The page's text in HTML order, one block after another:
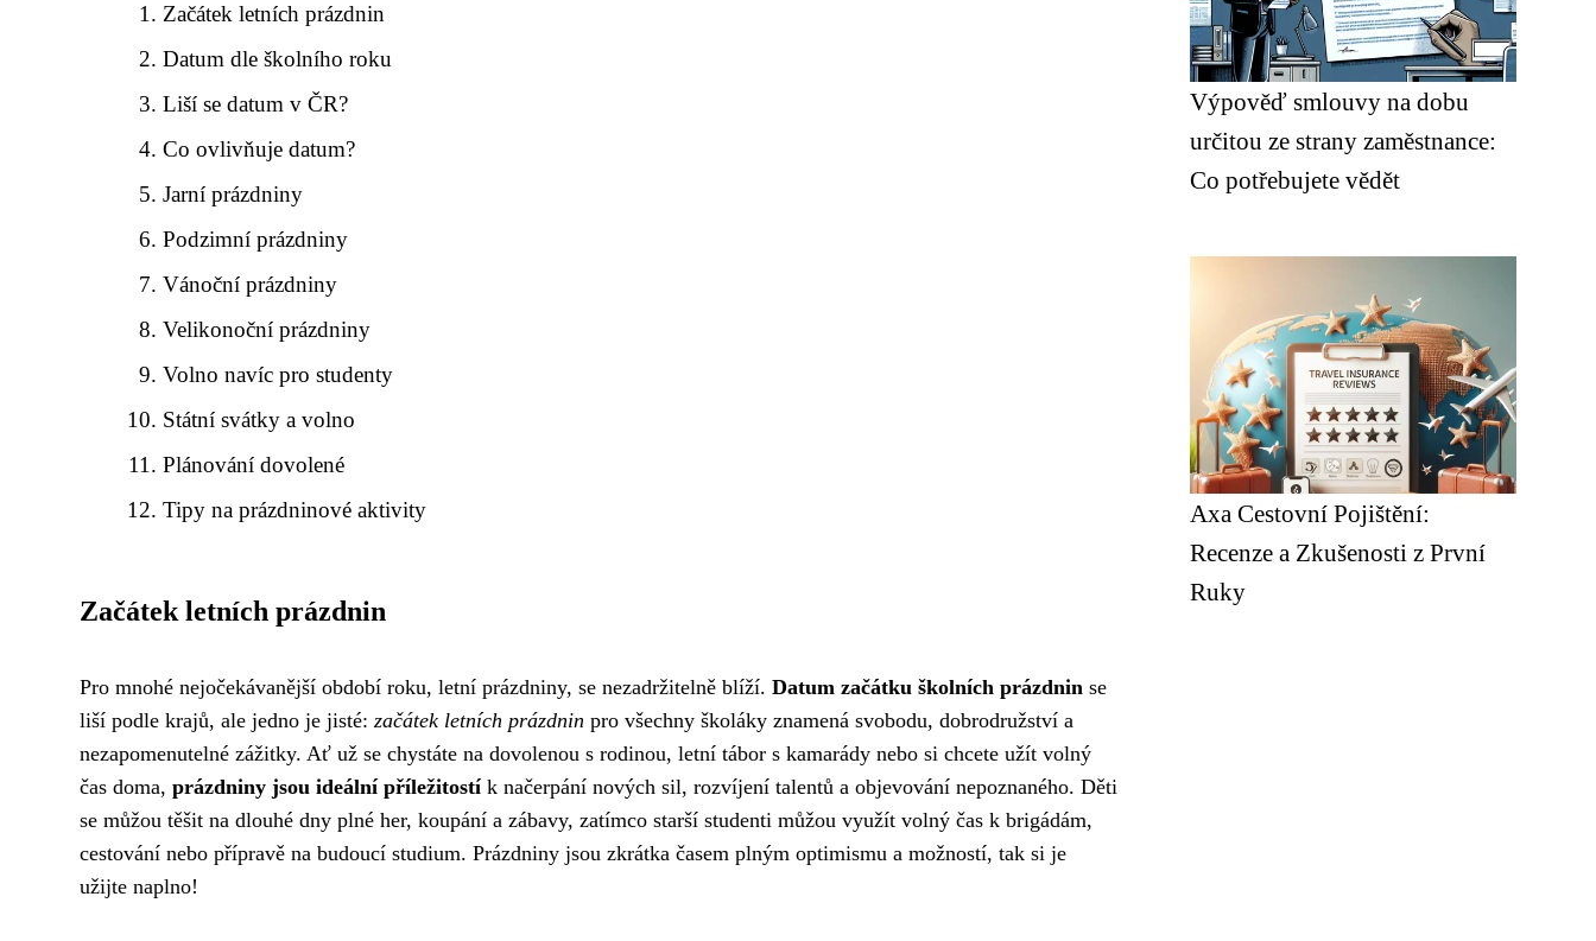
Začátek letních prázdnin
Datum dle školního roku
Liší se datum v ČR?
Co ovlivňuje datum?
Jarní prázdniny
Podzimní prázdniny
Vánoční prázdniny
Velikonoční prázdniny
Volno navíc pro studenty
Státní svátky a volno
Plánování dovolené
Tipy na prázdninové aktivity
Začátek letních prázdnin
Pro mnohé nejočekávanější období roku, letní prázdniny, se nezadržitelně blíží. Datum začátku školních prázdnin se
liší podle krajů, ale jedno je jisté: začátek letních prázdnin pro všechny školáky znamená svobodu, dobrodružství a
nezapomenutelné zážitky. Ať už se chystáte na dovolenou s rodinou, letní tábor s kamarády nebo si chcete užít volný
čas doma, prázdniny jsou ideální příležitostík načerpání nových sil, rozvíjení talentů a objevování nepoznaného. Děti
se můžou těšit na dlouhé dny plné her, koupání a zábavy, zatímco starší studenti můžou využít volný čas k brigádám,
cestování nebo přípravě na budoucí studium. Prázdniny jsou zkrátka časem plným optimismu a možností, tak si je
užijte naplno!
Výpověď smlouvy na dobu
určitou ze strany zaměstnance:
Co potřebujete vědět
Axa Cestovní Pojištění:
Recenze a Zkušenosti z První
Ruky